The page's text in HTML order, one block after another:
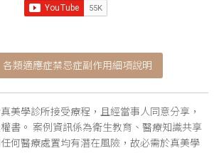
各類適應症禁忌症副作用細項說明
美學診所接受療程，且經當事人同意分享，
書。 案例資訊係為衛生教育、醫療知識共享
何醫療處置均有潛在風險，故必需於真美學